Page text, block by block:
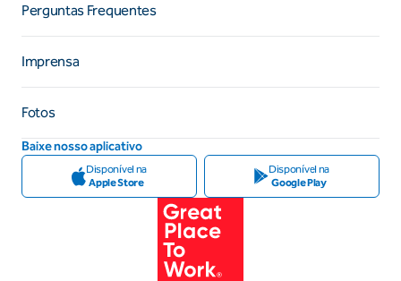
Perguntas Frequentes
Imprensa
Fotos
Baixe nosso aplicativo
Disponível na
Apple Store
Disponível na
Google Play